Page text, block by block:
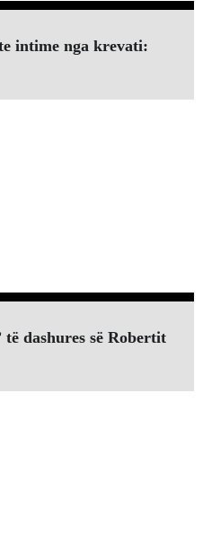
intime nga krevati:
dashures së Robertit